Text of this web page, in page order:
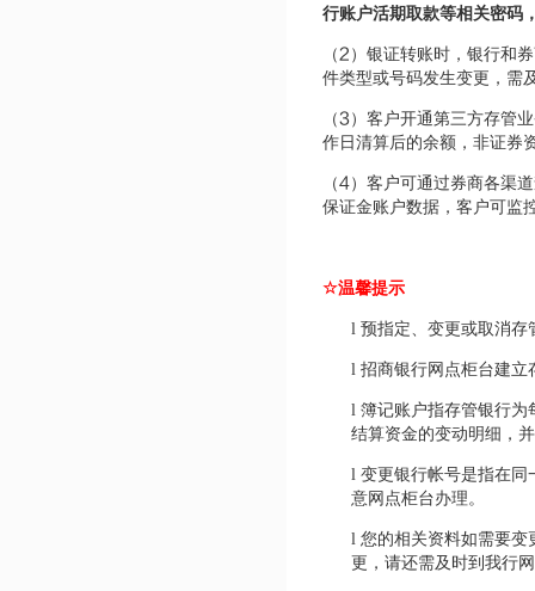
行账户活期取款等相关密码
（2 ）银证转账时，银行和
件类型或号码发生变更，需
（3）客户开通第三方存管
作日清算后的余额，非证券
（4）客户可通过券商各渠
保证金账户数据，客户可监
☆温馨提示
l 预指定、变更或取消存
l 招商银行网点柜台建立
l 簿记账户指存管银行为
结算资金的变动明细，
l 变更银行帐号是指在同
意网点柜台办理。
l 您的相关资料如需要变
更，请还需及时到我行